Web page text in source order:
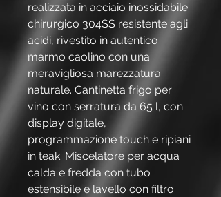
realizzata in acciaio inossidabile
chirurgico 304SS resistente agli
acidi, rivestito in autentico
marmo caolino con una
meravigliosa marezzatura
naturale. Cantinetta frigo per
vino con serratura da 65 l, con
display digitale,
programmazione touch e ripiani
in teak. Miscelatore per acqua
calda e fredda con tubo
estensibile e lavello con filtro.